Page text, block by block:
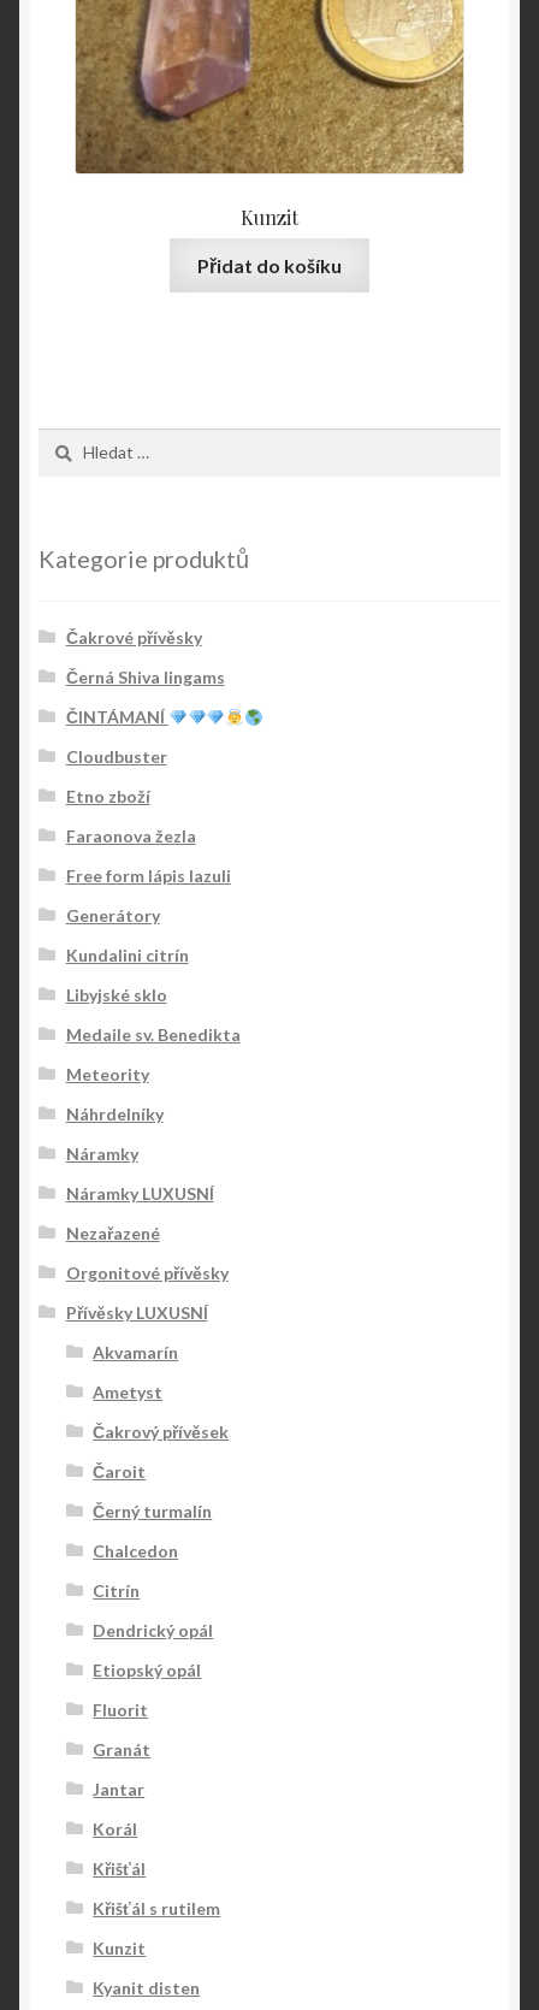
Kunzit
Přidat do košíku
Kategorie produktů
Čakrové přívěsky
Černá Shiva lingams
ČINTÁMANÍ
Cloudbuster
Etno zboží
Faraonova žezla
Free form lápis lazuli
Generátory
Kundalini citrín
Libyjské sklo
Medaile sv. Benedikta
Meteority
Náhrdelníky
Náramky
Náramky LUXUSNÍ
Nezařazené
Orgonitové přívěsky
Přívěsky LUXUSNÍ
Akvamarín
Ametyst
Čakrový přívěsek
Čaroit
Černý turmalín
Chalcedon
Citrín
Dendrický opál
Etiopský opál
Fluorit
Granát
Jantar
Korál
Křišťál
Křišťál s rutilem
Kunzit
Kyanit disten